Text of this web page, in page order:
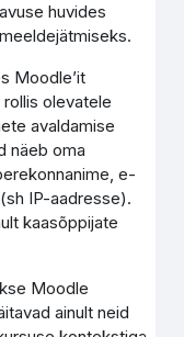
huvides
Moodle’it
olevatele
avaldamise
näeb oma
e-
IP-aadresse).
kaasõppijate
Moodle
ainult neid